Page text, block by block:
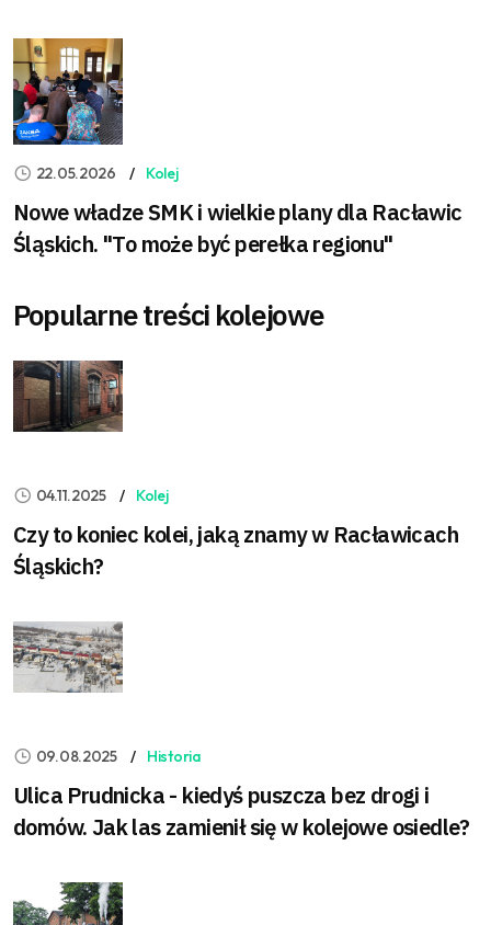
22.05.2026 Kolej
Nowe władze SMK i wielkie plany dla Racławic
Śląskich. "To może być perełka regionu"
Popularne treści kolejowe
04.11.2025 Kolej
Czy to koniec kolei, jaką znamy w Racławicach
Śląskich?
09.08.2025 Historia
Ulica Prudnicka - kiedyś puszcza bez drogi i
domów. Jak las zamienił się w kolejowe osiedle?